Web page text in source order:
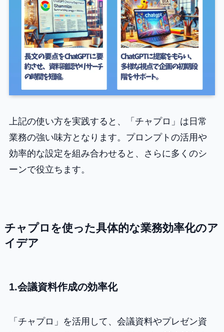
上記の使い方を実践すると、「チャプロ」は日常
業務の強い味方となります。プロンプトの活用や
効率的な設定を組み合わせると、さらに多くのシ
ーンで役立ちます。
チャプロを使った具体的な業務効率化のア
イデア
1.会議資料作成の効率化
「チャプロ」を活用して、会議資料やプレゼン資